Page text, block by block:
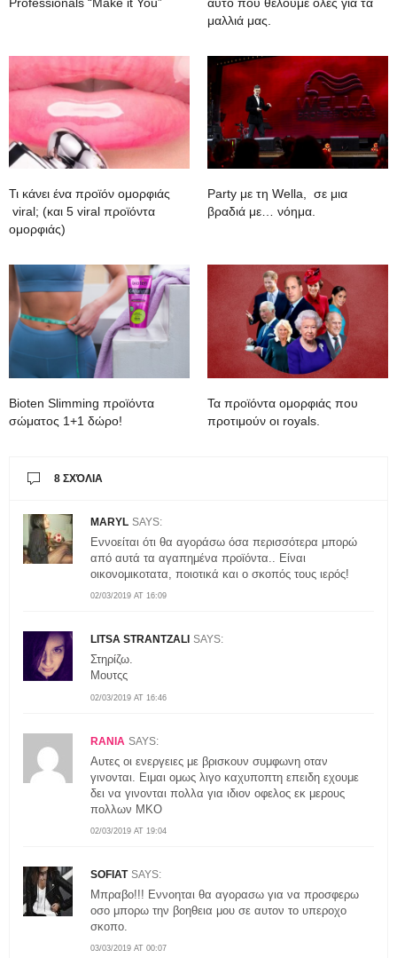
μαλλιά μας.
Τι κάνει ένα προϊόν ομορφιάς
viral; (και 5 viral προϊόντα
ομορφιάς)
Party με τη Wella, σε μια
βραδιά με… νόημα.
Bioten Slimming προϊόντα
σώματος 1+1 δώρο!
Τα προϊόντα ομορφιάς που
προτιμούν οι royals.
8 ΣΧΌΛΙΑ
MARYL SAYS:
02/03/2019 AT 16:09
Εννοείται ότι θα αγοράσω όσα περισσότερα μπορώ
από αυτά τα αγαπημένα προϊόντα.. Είναι
οικονομικοτατα, ποιοτικά και ο σκοπός τους ιερός!
LITSA STRANTZALI SAYS:
02/03/2019 AT 16:46
Στηρίζω.
Μουτςς
RANIA SAYS:
02/03/2019 AT 19:04
Αυτες οι ενεργειες με βρισκουν συμφωνη οταν
γινονται. Ειμαι ομως λιγο καχυποπτη επειδη εχουμε
δει να γινονται πολλα για ιδιον οφελος εκ μερους
πολλων ΜΚΟ
SOFIAT SAYS:
03/03/2019 AT 00:07
Μπραβο!!! Εννοηται θα αγορασω για να προσφερω
οσο μπορω την βοηθεια μου σε αυτον το υπεροχο
σκοπο.